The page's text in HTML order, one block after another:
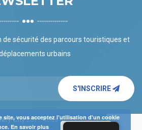
de sécurité des parcours touristiques et
urbains
S'INSCRIRE
City2017. Tous droits réservés.
site, vous acceptez l’utilisation d'un cookie
En savoir plus